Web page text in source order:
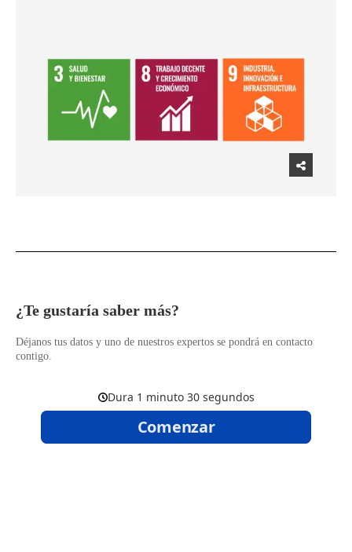
​¿Te gustaría saber más?
Déjanos tus datos y uno de nuestros expertos se pondrá en contacto
contigo.